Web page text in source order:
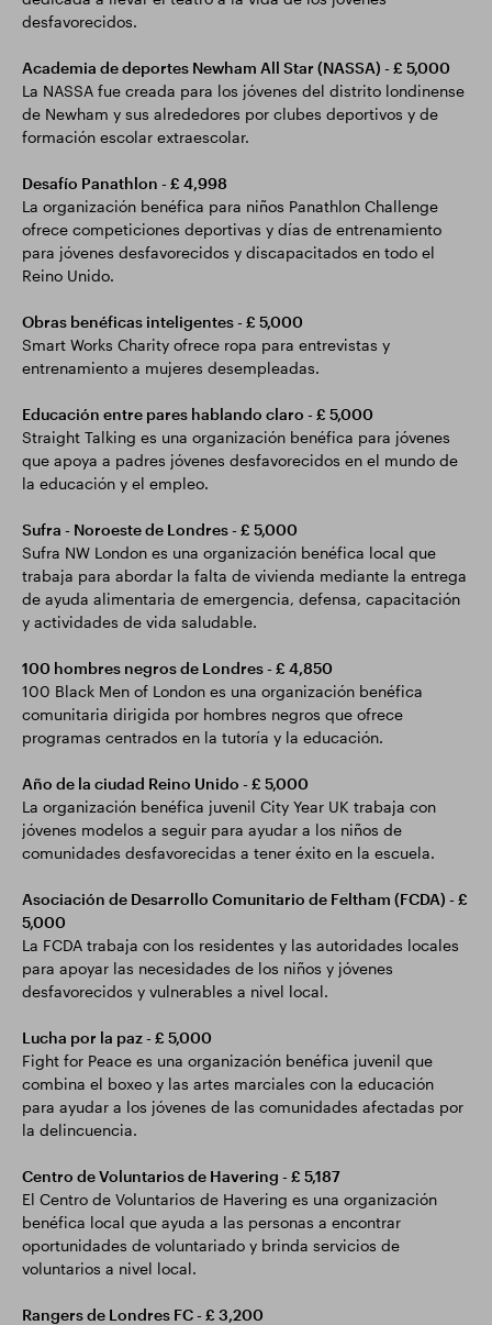
desfavorecidos.
Academia de deportes Newham All Star (NASSA) - £ 5,000
La NASSA fue creada para los jóvenes del distrito londinense
de Newham y sus alrededores por clubes deportivos y de
formación escolar extraescolar.
Desafío Panathlon - £ 4,998
La organización benéfica para niños Panathlon Challenge
ofrece competiciones deportivas y días de entrenamiento
para jóvenes desfavorecidos y discapacitados en todo el
Reino Unido.
Obras benéficas inteligentes - £ 5,000
Smart Works Charity ofrece ropa para entrevistas y
entrenamiento a mujeres desempleadas.
Educación entre pares hablando claro - £ 5,000
Straight Talking es una organización benéfica para jóvenes
que apoya a padres jóvenes desfavorecidos en el mundo de
la educación y el empleo.
Sufra - Noroeste de Londres - £ 5,000
Sufra NW London es una organización benéfica local que
trabaja para abordar la falta de vivienda mediante la entrega
de ayuda alimentaria de emergencia, defensa, capacitación
y actividades de vida saludable.
100 hombres negros de Londres - £ 4,850
100 Black Men of London es una organización benéfica
comunitaria dirigida por hombres negros que ofrece
programas centrados en la tutoría y la educación.
Año de la ciudad Reino Unido - £ 5,000
La organización benéfica juvenil City Year UK trabaja con
jóvenes modelos a seguir para ayudar a los niños de
comunidades desfavorecidas a tener éxito en la escuela.
Asociación de Desarrollo Comunitario de Feltham (FCDA) - £
5,000
La FCDA trabaja con los residentes y las autoridades locales
para apoyar las necesidades de los niños y jóvenes
desfavorecidos y vulnerables a nivel local.
Lucha por la paz - £ 5,000
Fight for Peace es una organización benéfica juvenil que
combina el boxeo y las artes marciales con la educación
para ayudar a los jóvenes de las comunidades afectadas por
la delincuencia.
Centro de Voluntarios de Havering - £ 5,187
El Centro de Voluntarios de Havering es una organización
benéfica local que ayuda a las personas a encontrar
oportunidades de voluntariado y brinda servicios de
voluntarios a nivel local.
Rangers de Londres FC - £ 3,200